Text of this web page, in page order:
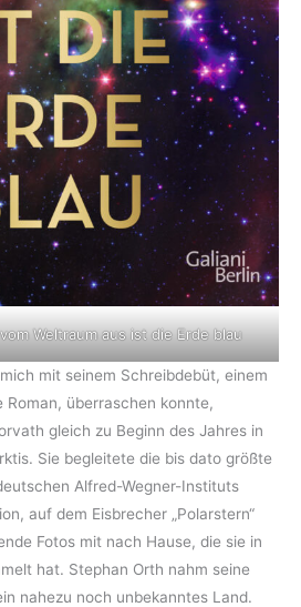
Weltraum aus ist die Erde blau
mit seinem Schreibdebüt, einem
Roman, überraschen konnte,
gleich zu Beginn des Jahres in
Sie begleitete die bis dato größte
Alfred-Wegner-Instituts
auf dem Eisbrecher „Polarstern“
Fotos mit nach Hause, die sie in
hat. Stephan Orth nahm seine
nahezu noch unbekanntes Land.